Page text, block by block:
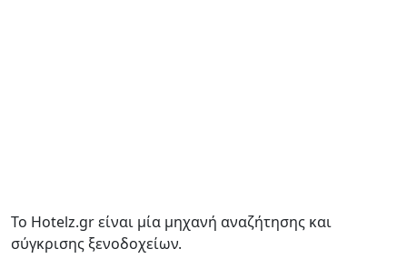
Το Hotelz.gr είναι μία μηχανή αναζήτησης και
σύγκρισης ξενοδοχείων.